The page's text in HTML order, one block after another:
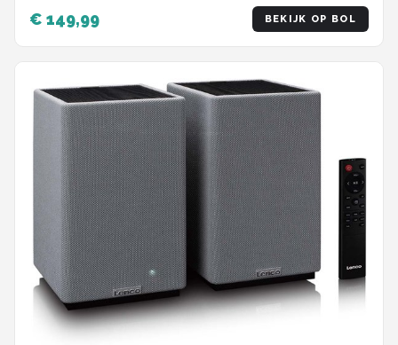
€ 149,99 BEKIJK OP BOL